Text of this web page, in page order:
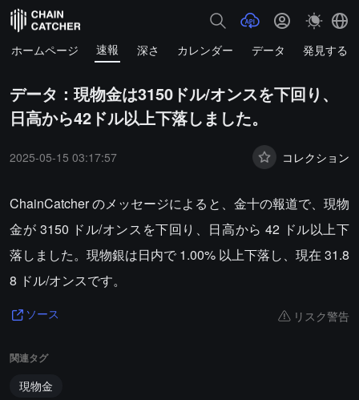
ホームページ 速報 深さ カレンダー データ 発見する
データ：現物金は3150ドル/オンスを下回り、
日高から42ドル以上下落しました。
2025-05-15 03:17:57 コレクション
ChainCatcher のメッセージによると、金十の報道で、現物
金が 3150 ドル/オンスを下回り、日高から 42 ドル以上下
落しました。現物銀は日内で 1.00% 以上下落し、現在 31.8
8 ドル/オンスです。
ソース リスク警告
関連タグ
現物金